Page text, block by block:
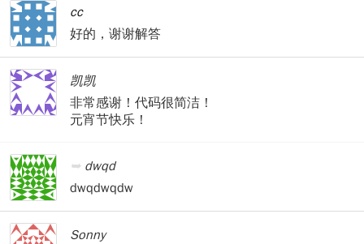
cc
好的，谢谢解答
凯凯
非常感谢！代码很简洁！
元宵节快乐！
dwqd
dwqdwqdw
Sonny